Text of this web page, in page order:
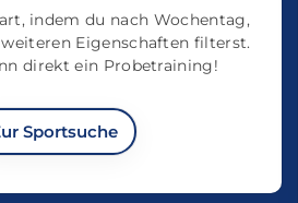
indem du nach Wochentag,
Eigenschaften filterst.
direkt ein Probetraining!
Sportsuche